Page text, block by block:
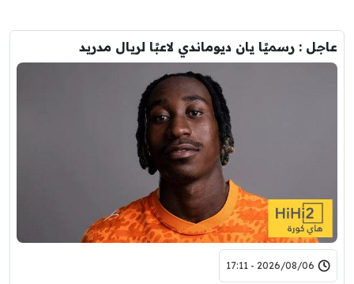
عاجل : رسميًا يان ديوماندي لاعبًا لريال مدريد
2026/08/06 - 17:11